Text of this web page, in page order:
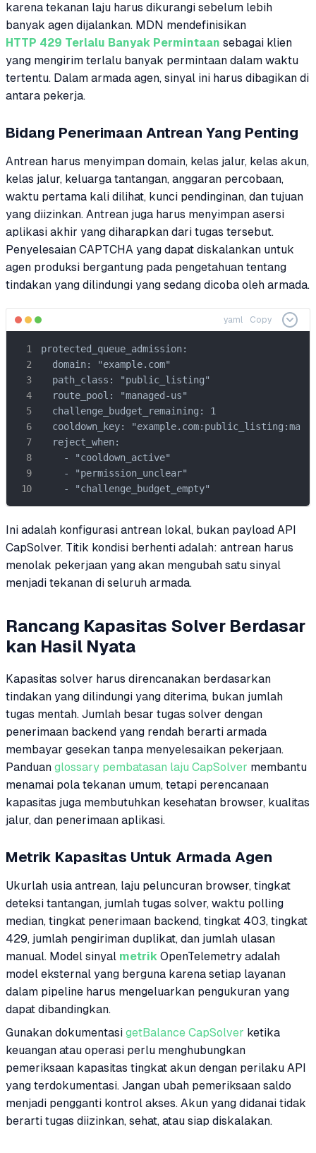
karena tekanan laju harus dikurangi sebelum lebih
banyak agen dijalankan. MDN mendefinisikan
HTTP 429 Terlalu Banyak Permintaan sebagai klien
yang mengirim terlalu banyak permintaan dalam waktu
tertentu. Dalam armada agen, sinyal ini harus dibagikan di
antara pekerja.
Bidang Penerimaan Antrean Yang Penting
Antrean harus menyimpan domain, kelas jalur, kelas akun,
kelas jalur, keluarga tantangan, anggaran percobaan,
waktu pertama kali dilihat, kunci pendinginan, dan tujuan
yang diizinkan. Antrean juga harus menyimpan asersi
aplikasi akhir yang diharapkan dari tugas tersebut.
Penyelesaian CAPTCHA yang dapat diskalankan untuk
agen produksi bergantung pada pengetahuan tentang
tindakan yang dilindungi yang sedang dicoba oleh armada.
yaml Copy
protected_queue_admission:
  domain: "example.com"
  path_class: "public_listing"
  route_pool: "managed-us"
  challenge_budget_remaining: 1
cooldown_key:
  reject_when:
    - "cooldown_active"
    - "permission_unclear"
    - "challenge_budget_empty"
Ini adalah konfigurasi antrean lokal, bukan payload API
CapSolver. Titik kondisi berhenti adalah: antrean harus
menolak pekerjaan yang akan mengubah satu sinyal
menjadi tekanan di seluruh armada.
Rancang Kapasitas Solver Berdasar
kan Hasil Nyata
Kapasitas solver harus direncanakan berdasarkan
tindakan yang dilindungi yang diterima, bukan jumlah
tugas mentah. Jumlah besar tugas solver dengan
penerimaan backend yang rendah berarti armada
membayar gesekan tanpa menyelesaikan pekerjaan.
Panduan glossary pembatasan laju CapSolver membantu
menamai pola tekanan umum, tetapi perencanaan
kapasitas juga membutuhkan kesehatan browser, kualitas
jalur, dan penerimaan aplikasi.
Metrik Kapasitas Untuk Armada Agen
Ukurlah usia antrean, laju peluncuran browser, tingkat
deteksi tantangan, jumlah tugas solver, waktu polling
median, tingkat penerimaan backend, tingkat 403, tingkat
429, jumlah pengiriman duplikat, dan jumlah ulasan
manual. Model sinyal metrik OpenTelemetry adalah
model eksternal yang berguna karena setiap layanan
dalam pipeline harus mengeluarkan pengukuran yang
dapat dibandingkan.
Gunakan dokumentasi getBalance CapSolver ketika
keuangan atau operasi perlu menghubungkan
pemeriksaan kapasitas tingkat akun dengan perilaku API
yang terdokumentasi. Jangan ubah pemeriksaan saldo
menjadi pengganti kontrol akses. Akun yang didanai tidak
berarti tugas diizinkan, sehat, atau siap diskalakan.